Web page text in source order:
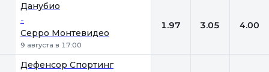
Данубио
-
Серро Монтевидео
9 августа в 17:00
1.97 3.05 4.00
Дефенсор Спортинг